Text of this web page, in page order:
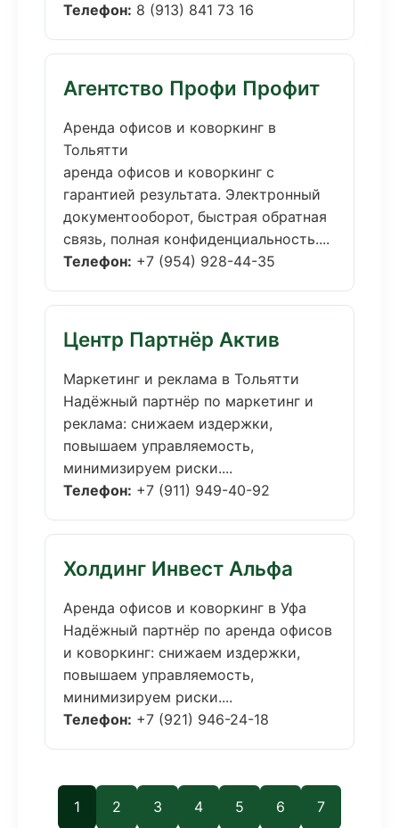
Телефон: 8 (913) 841 73 16
Агентство Профи Профит
Аренда офисов и коворкинг в
Тольятти
аренда офисов и коворкинг с
гарантией результата. Электронный
документооборот, быстрая обратная
связь, полная конфиденциальность....
Телефон: +7 (954) 928-44-35
Центр Партнёр Актив
Маркетинг и реклама в Тольятти
Надёжный партнёр по маркетинг и
реклама: снижаем издержки,
повышаем управляемость,
минимизируем риски....
Телефон: +7 (911) 949-40-92
Холдинг Инвест Альфа
Аренда офисов и коворкинг в Уфа
Надёжный партнёр по аренда офисов
и коворкинг: снижаем издержки,
повышаем управляемость,
минимизируем риски....
Телефон: +7 (921) 946-24-18
1 2 3 4 5 6 7